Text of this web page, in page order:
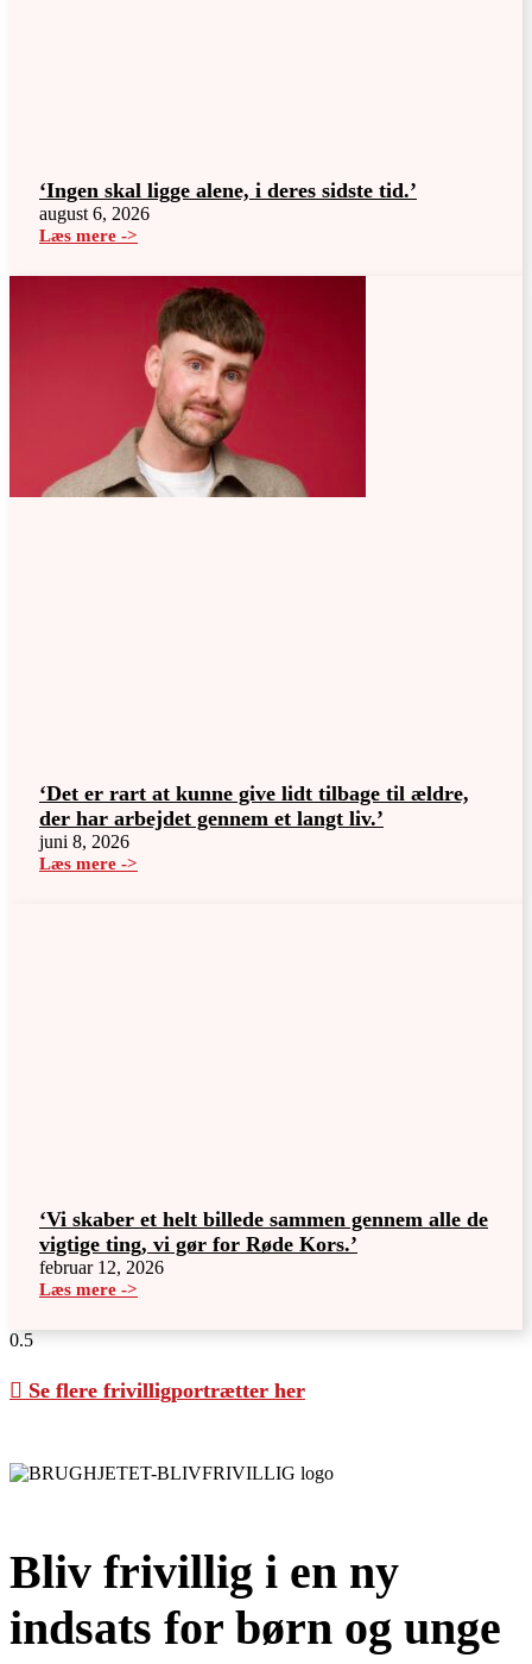
‘Ingen skal ligge alene, i deres sidste tid.’
august 6, 2026
Læs mere ->
‘Det er rart at kunne give lidt tilbage til ældre,
der har arbejdet gennem et langt liv.’
juni 8, 2026
Læs mere ->
‘Vi skaber et helt billede sammen gennem alle de
vigtige ting, vi gør for Røde Kors.’
februar 12, 2026
Læs mere ->
Se flere frivilligportrætter her
Bliv frivillig i en ny
indsats for børn og unge